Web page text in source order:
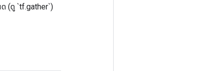
(ดู `tf.gather`)